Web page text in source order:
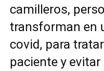
camilleros,
transforman en
covid, para
paciente y